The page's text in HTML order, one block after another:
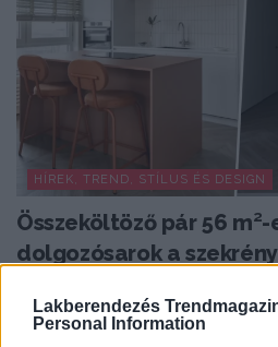
Lakberendezés
Personal Information
HÍREK, TREND, STÍLUS ÉS DESIGN
Összeköltöző pár 56 m²-
dolgozósarok a
Az 56 négyzetméteres lakást